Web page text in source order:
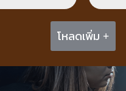
โหลดเพิ่ม +